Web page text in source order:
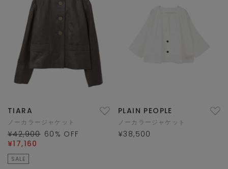
TIARA
ノーカラージャケット
¥42,900 60 % OFF
¥17,160
SALE
PLAIN PEOPLE
ノーカラージャケット
¥38,500